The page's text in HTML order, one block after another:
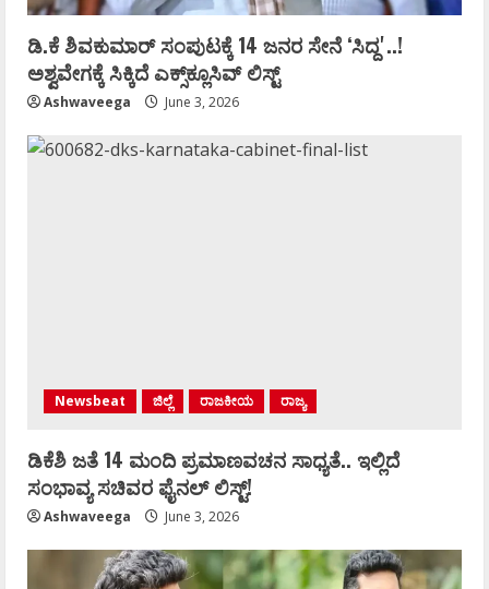
ಡಿ.ಕೆ ಶಿವಕುಮಾರ್‌ ಸಂಪುಟಕ್ಕೆ 14 ಜನರ ಸೇನೆ ʻಸಿದ್ದʼ..!
ಅಶ್ವವೇಗಕ್ಕೆ ಸಿಕ್ಕಿದೆ ಎಕ್ಸ್‌ಕ್ಲೂಸಿವ್‌ ಲಿಸ್ಟ್‌
Ashwaveega June 3, 2026
Newsbeat ಜಿಲ್ಲೆ ರಾಜಕೀಯ ರಾಜ್ಯ
ಡಿಕೆಶಿ ಜತೆ 14 ಮಂದಿ ಪ್ರಮಾಣವಚನ ಸಾಧ್ಯತೆ.. ಇಲ್ಲಿದೆ
ಸಂಭಾವ್ಯ ಸಚಿವರ ಫೈನಲ್ ಲಿಸ್ಟ್‌!
Ashwaveega June 3, 2026